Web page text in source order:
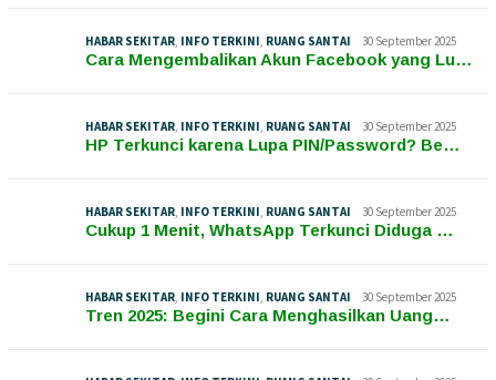
HABAR SEKITAR, INFO TERKINI, RUANG SANTAI 30 September 2025
Cara Mengembalikan Akun Facebook yang Lu…
HABAR SEKITAR, INFO TERKINI, RUANG SANTAI 30 September 2025
HP Terkunci karena Lupa PIN/Password? Be…
HABAR SEKITAR, INFO TERKINI, RUANG SANTAI 30 September 2025
Cukup 1 Menit, WhatsApp Terkunci Diduga …
HABAR SEKITAR, INFO TERKINI, RUANG SANTAI 30 September 2025
Tren 2025: Begini Cara Menghasilkan Uang…